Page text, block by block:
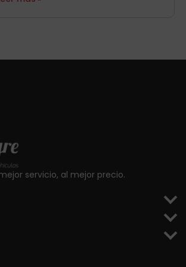
servicio, al mejor precio.